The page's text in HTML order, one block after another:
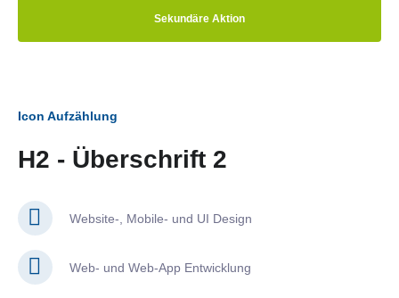
Sekundäre Aktion
Icon Aufzählung
H2 - Überschrift 2
Website-, Mobile- und UI Design
Web- und Web-App Entwicklung